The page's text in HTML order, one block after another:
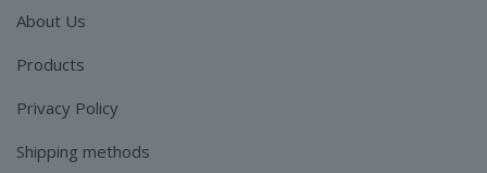
About Us
Products
Privacy Policy
Shipping methods